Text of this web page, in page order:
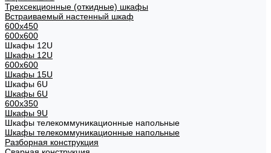
Трехсекционные (откидные) шкафы
Встраиваемый настенный шкаф
600x450
600x600
Шкафы 12U
Шкафы 12U
600x600
Шкафы 15U
Шкафы 6U
Шкафы 6U
600x350
Шкафы 9U
Шкафы телекоммуникационные напольные
Шкафы телекоммуникационные напольные
Разборная конструкция